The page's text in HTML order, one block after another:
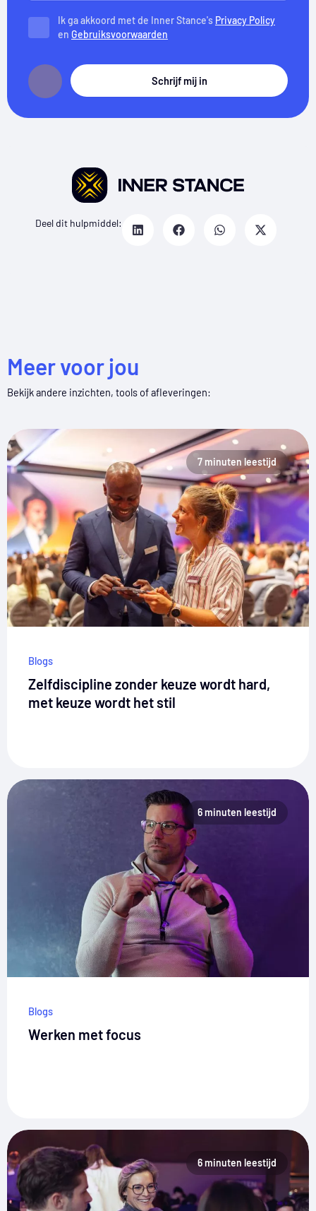
Ik ga akkoord met de Inner Stance's Privacy Policy
en Gebruiksvoorwaarden
Schrijf mij in
Deel dit hulpmiddel:
Meer voor jou
Bekijk andere inzichten, tools of afleveringen:
7 minuten leestijd
Blogs
Zelfdiscipline zonder keuze wordt hard,
met keuze wordt het stil
6 minuten leestijd
Blogs
Werken met focus
6 minuten leestijd